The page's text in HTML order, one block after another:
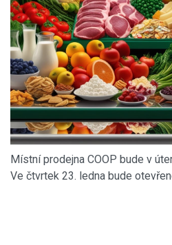
Místní prodejna COOP bude v
Ve čtvrtek 23. ledna bude